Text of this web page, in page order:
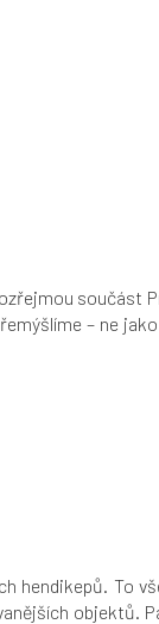
součást
– ne
hendikepů. To
objektů.